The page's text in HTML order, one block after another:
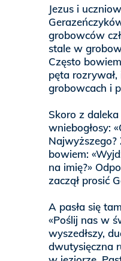
Jezus i
grobowców
stale w
Często
pęta
grobowcach i
Skoro z daleka
wniebogłosy:
Najwyższego?
bowiem:
na imię?»
zaczął prosić
A pasła się
«Poślij nas w
wyszedłszy,
dwutysięczna